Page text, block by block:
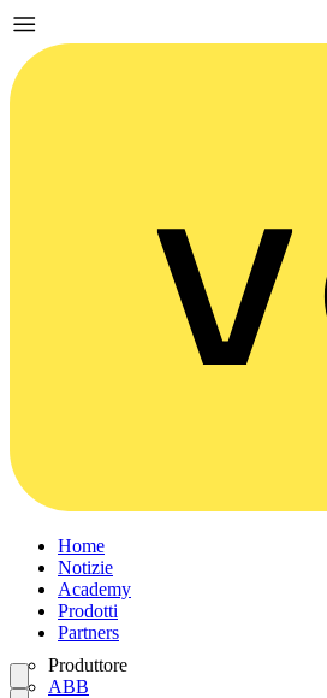
Home
Notizie
Academy
Prodotti
Partners
Produttore
ABB